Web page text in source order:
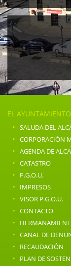
EL AYUNTAMIENTO
· SALUDA DEL
· CORPORACIÓN
· AGENDA DE
· CATASTRO
· P.G.O.U.
· IMPRESOS
· VISOR P.G.O.U.
· CONTACTO
·
· CANAL DE
· RECAUDACIÓN
· PLAN DE